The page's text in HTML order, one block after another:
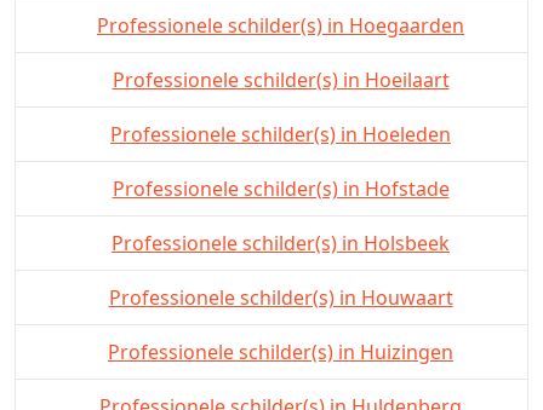
Professionele schilder(s) in Hoegaarden
Professionele schilder(s) in Hoeilaart
Professionele schilder(s) in Hoeleden
Professionele schilder(s) in Hofstade
Professionele schilder(s) in Holsbeek
Professionele schilder(s) in Houwaart
Professionele schilder(s) in Huizingen